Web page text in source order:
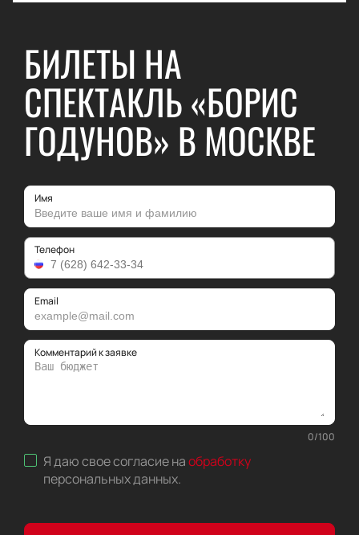
БИЛЕТЫ НА
СПЕКТАКЛЬ «БОРИС
ГОДУНОВ» В МОСКВЕ
Имя
Телефон
Email
Комментарий к заявке
0/100
Я даю свое согласие наобработку
персональных данных.